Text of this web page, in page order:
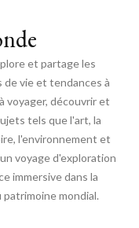
et partage les
vie et tendances à
voyager, découvrir et
tels que l'art, la
l'environnement et
voyage d'exploration
immersive dans la
mondial.